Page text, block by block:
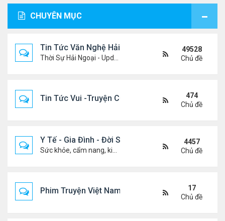
CHUYÊN MỤC
Tin Tức Văn Nghệ Hải Ngoại
49528
Chủ đề
Tin Tức Vui -Truyện Cười- Video Hài
474
Chủ đề
Y Tế - Gia Đình - Đời Sống
4457
Chủ đề
Phim Truyện Việt Nam Online
17
Chủ đề